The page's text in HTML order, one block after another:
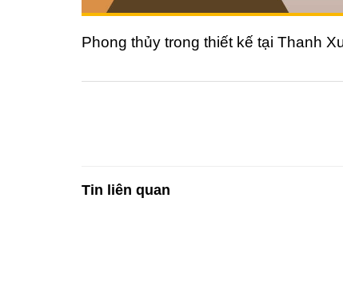
Phong thủy trong thiết kế tại Thanh
Tin liên quan